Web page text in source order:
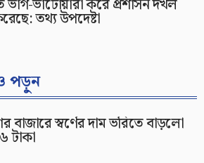
ভাগ-ভাটোয়ারা করে প্রশাসন দখল
তথ্য উপদেষ্টা
পড়ুন
বাজারে স্বর্ণের দাম ভরিতে বাড়লো
টাকা